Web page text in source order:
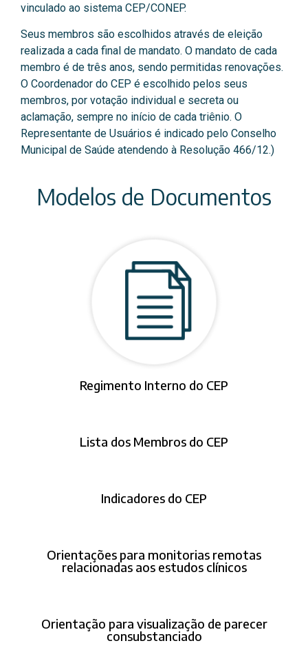
vinculado ao sistema CEP/CONEP.
Seus membros são escolhidos através de eleição
realizada a cada final de mandato. O mandato de cada
membro é de três anos, sendo permitidas renovações.
O Coordenador do CEP é escolhido pelos seus
membros, por votação individual e secreta ou
aclamação, sempre no início de cada triênio. O
Representante de Usuários é indicado pelo Conselho
Municipal de Saúde atendendo à Resolução 466/12.)
Modelos de Documentos
Regimento Interno do CEP
Lista dos Membros do CEP
Indicadores do CEP
Orientações para monitorias remotas
relacionadas aos estudos clínicos
Orientação para visualização de parecer
consubstanciado